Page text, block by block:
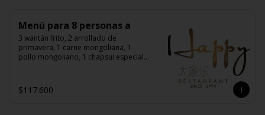
Menú para 8 personas a
3 wantán frito, 2 arrollado de
primavera, 1 carne mongoliana, 1
pollo mongoliano, 1 chapsui especial,
arroz chaufán
$117.600